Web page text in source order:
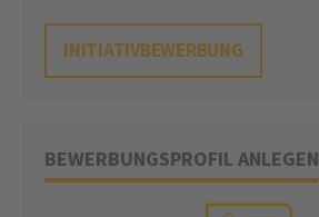
INITIATIVBEWERBUNG
BEWERBUNGSPROFIL ANLEGEN